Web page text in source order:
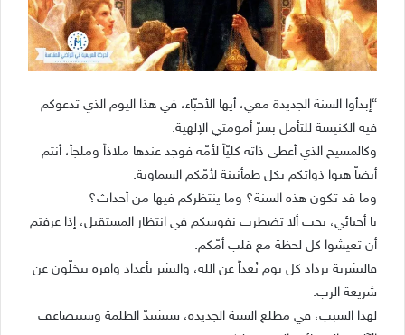
“إبدأوا السنة الجديدة معي، أيها الأحبّاء، في هذا اليوم الذي تدعوكم
فيه الكنيسة للتأمل بسرّ أمومتي الإلهية.
وكالمسيح الذي أعطى ذاته كليّاً لأمّه فوجد عندها ملاذاً وملجأ، أنتم
أيضاّ هبوا ذواتكم بكل طمأنينة لأمّكم السماوية.
وما قد تكون هذه السنة؟ وما ينتظركم فيها من أحداث؟
يا أحبائي، يجب ألا تضطرب نفوسكم في انتظار المستقبل، إذا عرفتم
أن تعيشوا كل لحظة مع قلب أمّكم.
فالبشرية تزداد كل يوم بُعداً عن الله، والبشر بأعداد وافرة يتخلّون عن
شريعة الرب.
لهذا السبب، في مطلع السنة الجديدة، ستشتدّ الظلمة وستتضاعف